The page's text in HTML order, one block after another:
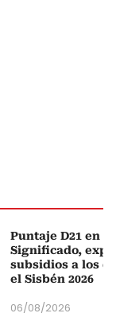
Puntaje D21 en
Significado,
subsidios a los
el Sisbén 2026
06/08/2026